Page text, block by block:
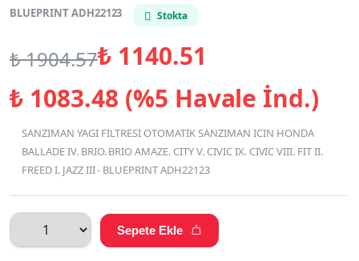
BLUEPRINT ADH22123 Stokta
₺1904.57₺1140.51
₺1083.48 (%5 Havale İnd.)
SANZIMAN YAGI FILTRESI OTOMATIK SANZIMAN ICIN HONDA
BALLADE IV. BRIO. BRIO AMAZE. CITY V. CIVIC IX. CIVIC VIII. FIT II.
FREED I. JAZZ III - BLUEPRINT ADH22123
Sepete Ekle 